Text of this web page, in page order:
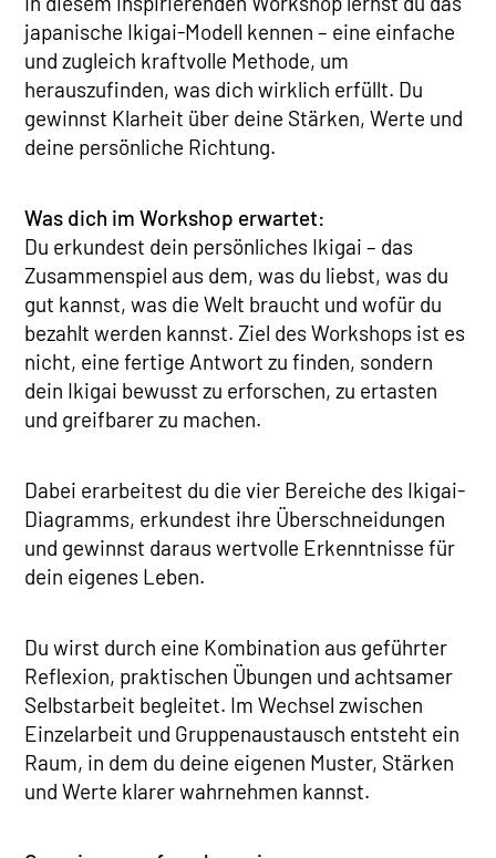
japanische Ikigai-Modell kennen – eine einfache
und zugleich kraftvolle Methode, um
herauszufinden, was dich wirklich erfüllt. Du
gewinnst Klarheit über deine Stärken, Werte und
deine persönliche Richtung.
Was dich im Workshop erwartet:
Du erkundest dein persönliches Ikigai – das
Zusammenspiel aus dem, was du liebst, was du
gut kannst, was die Welt braucht und wofür du
bezahlt werden kannst. Ziel des Workshops ist es
nicht, eine fertige Antwort zu finden, sondern
dein Ikigai bewusst zu erforschen, zu ertasten
und greifbarer zu machen.
Dabei erarbeitest du die vier Bereiche des Ikigai-
Diagramms, erkundest ihre Überschneidungen
und gewinnst daraus wertvolle Erkenntnisse für
dein eigenes Leben.
Du wirst durch eine Kombination aus geführter
Reflexion, praktischen Übungen und achtsamer
Selbstarbeit begleitet. Im Wechsel zwischen
Einzelarbeit und Gruppenaustausch entsteht ein
Raum, in dem du deine eigenen Muster, Stärken
und Werte klarer wahrnehmen kannst.